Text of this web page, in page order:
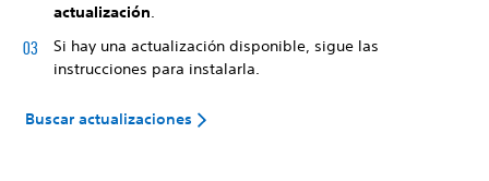
actualización
Si hay una actualización disponible, sigue las
instrucciones para instalarla.
Buscar actualizaciones